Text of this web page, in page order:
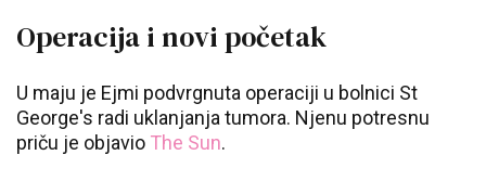
Operacija i novi početak
U maju je Ejmi podvrgnuta operaciji u bolnici St
George's radi uklanjanja tumora. Njenu potresnu
priču je objavio The Sun.